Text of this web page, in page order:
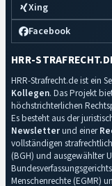
Xing
Facebook
HRR-
HRR-Strafrecht.de ist ein
Kollegen. Das Projekt
höchstrichterlichen
Es besteht aus der
Newsletterund einer
vollständigen
(BGH) und ausgewählter
Menschenrechte (EGMR)